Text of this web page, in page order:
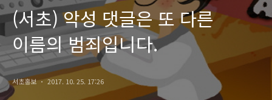
(서초) 악성 댓글은 또 다른
이름의 범죄입니다.
서초홍보 2017. 10. 25. 17:26